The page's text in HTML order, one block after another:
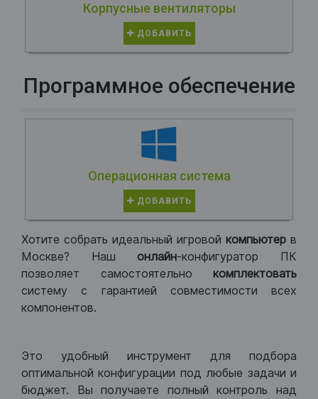
Корпусные вентиляторы
ДОБАВИТЬ
Программное обеспечение
Операционная система
ДОБАВИТЬ
Хотите собрать идеальный игровой компьютер в
Москве? Нашонлайн-конфигуратор ПК
позволяет самостоятельно комплектовать
систему с гарантией совместимости всех
компонентов.
Это удобный инструмент для подбора
оптимальной конфигурации под любые задачи и
бюджет. Вы получаете полный контроль над